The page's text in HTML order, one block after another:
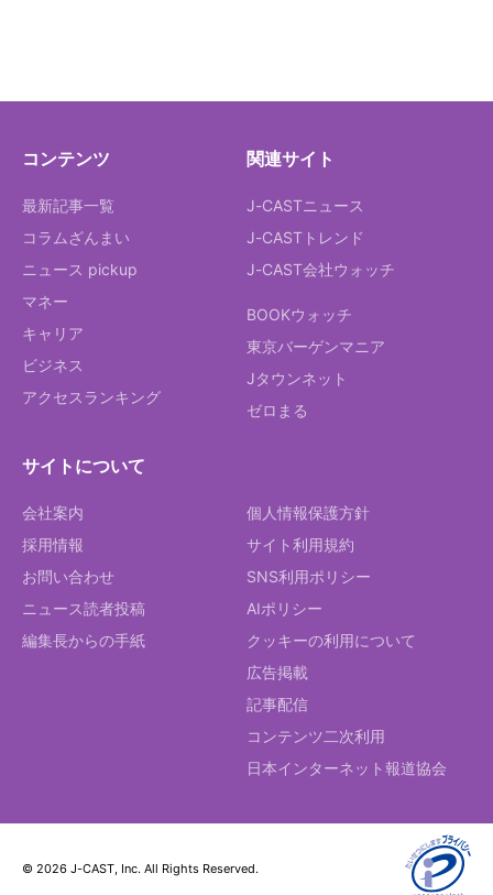
コンテンツ
最新記事一覧
コラムざんまい
ニュース pickup
マネー
キャリア
ビジネス
アクセスランキング
関連サイト
J-CASTニュース
J-CASTトレンド
J-CAST会社ウォッチ
BOOKウォッチ
東京バーゲンマニア
Jタウンネット
ゼロまる
サイトについて
会社案内
採用情報
お問い合わせ
ニュース読者投稿
編集長からの手紙
個人情報保護方針
サイト利用規約
SNS利用ポリシー
AIポリシー
クッキーの利用について
広告掲載
記事配信
コンテンツ二次利用
日本インターネット報道協会
© 2026 J-CAST, Inc. All Rights Reserved.